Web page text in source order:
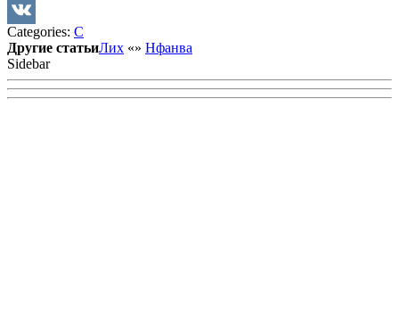
Twitter
VK
Categories: С
Другие статьиЛих «» Нфанва
Sidebar